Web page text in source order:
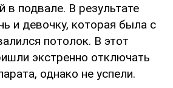
в подвале. В результате
и девочку, которая была с
потолок. В этот
экстренно отключать
однако не успели.